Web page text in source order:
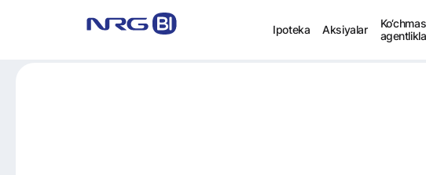
Ipoteka Aksiyalar